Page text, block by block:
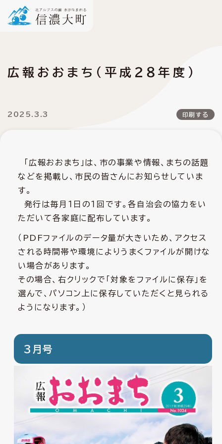
広報おおまち（平成２８年度）
2025.3.3 印刷する
「広報おおまち」は、市の事業や情報、まちの話題
などを掲載し、市民の皆さんにお知らせしていま
す。
発行は毎月１日の１回です。各自治会の協力をい
ただいて各家庭に配布しています。
（PDFファイルのデータ量が大きいため、アクセス
される時間帯や環境によりうまくファイルが開けな
い場合があります。
その場合、右クリックで「対象をファイルに保存」を
選んで、パソコン上に保存していただくと見られる
ようになります。）
3月号